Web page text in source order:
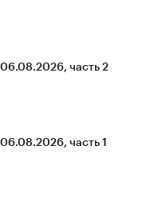
часть 2
часть 1